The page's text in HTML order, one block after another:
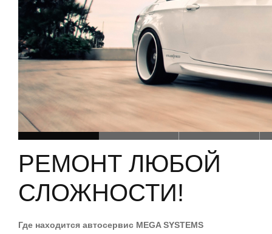
РЕМОНТ ЛЮБОЙ
СЛОЖНОСТИ!
Где находится автосервис MEGA SYSTEMS